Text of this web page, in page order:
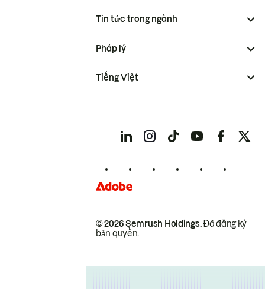
Tin tức trong ngành
© 2026 Semrush Holdings.Đã đăng ký
bản quyền.
Pháp lý
Tiếng Việt